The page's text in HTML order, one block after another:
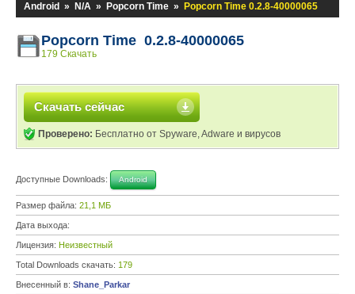
Android » N/A » Popcorn Time » Popcorn Time 0.2.8-40000065
Popcorn Time 0.2.8-40000065
179 Скачать
Скачать сейчас
Проверено: Бесплатно от Spyware, Adware и вирусов
Доступные Downloads: Android
Размер файла: 21,1 МБ
Дата выхода:
Лицензия: Неизвестный
Total Downloads скачать: 179
Внесенный в: Shane_Parkar